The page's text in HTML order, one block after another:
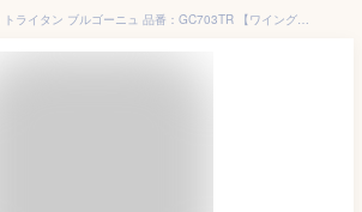
トライタン tritan トライタン ブルゴーニュ 品番：GC703TR 【ワイングラス】 ワイングラス 割れない トライタン 割れにくい アウトドア アクリル ワイングラス グラス ワイン 割れないグラス 食器 洋食器